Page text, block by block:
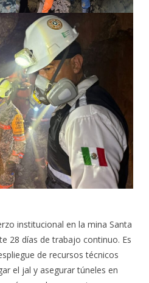
institucional en la mina Santa
28 días de trabajo continuo. Es
de recursos técnicos
el jal y asegurar túneles en